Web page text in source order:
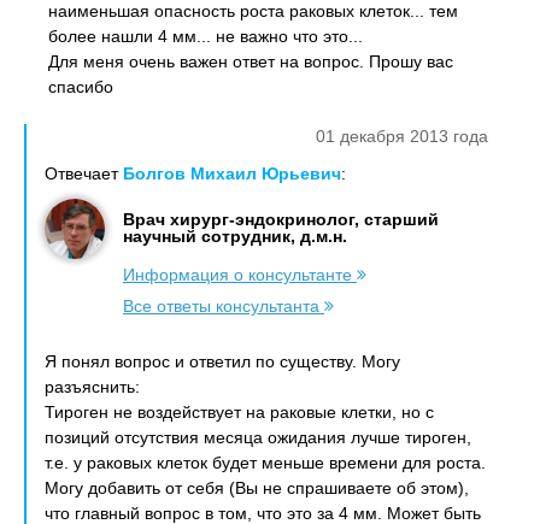
наименьшая опасность роста раковых клеток... тем
более нашли 4 мм... не важно что это...
Для меня очень важен ответ на вопрос. Прошу вас
спасибо
01 декабря 2013 года
Отвечает Болгов Михаил Юрьевич:
Врач хирург-эндокринолог, старший
научный сотрудник, д.м.н.
Информация о консультанте
Все ответы консультанта
Я понял вопрос и ответил по существу. Могу
разъяснить:
Тироген не воздействует на раковые клетки, но с
позиций отсутствия месяца ожидания лучше тироген,
т.е. у раковых клеток будет меньше времени для роста.
Могу добавить от себя (Вы не спрашиваете об этом),
что главный вопрос в том, что это за 4 мм. Может быть